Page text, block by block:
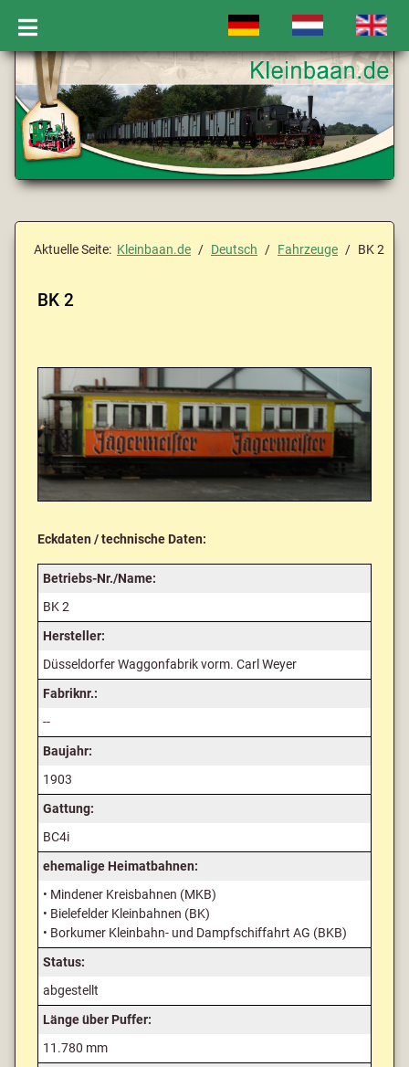
Sprache auswählen
Aktuelle Seite: Kleinbaan.de Deutsch Fahrzeuge BK 2
BK 2
Eckdaten / technische Daten:
Betriebs-Nr./Name:
BK 2
Hersteller:
Düsseldorfer Waggonfabrik vorm. Carl Weyer
Fabriknr.:
--
Baujahr:
1903
Gattung:
BC4i
ehemalige Heimatbahnen:
• Mindener Kreisbahnen (MKB)
• Bielefelder Kleinbahnen (BK)
• Borkumer Kleinbahn- und Dampfschiffahrt AG (BKB)
Status:
abgestellt
Länge über Puffer:
11.780 mm